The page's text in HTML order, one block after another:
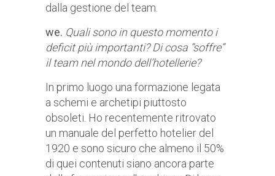
dalla gestione del team.
we. Quali sono in questo momento i
deficit più importanti? Di cosa “soffre”
il team nel mondo dell’hotellerie?
In primo luogo una formazione legata
a schemi e archetipi piuttosto
obsoleti. Ho recentemente ritrovato
un manuale del perfetto hotelier del
1920 e sono sicuro che almeno il 50%
di quei contenuti siano ancora parte